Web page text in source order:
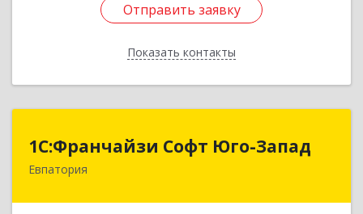
Отправить заявку
Показать контакты
Отправить заявку
Назад
1С:Франчайзи Софт Юго-Запад
Евпатория
1С:Франчайзи Софт Юго-Запад
297407, Крым Респ, Евпатория г, Победы пр-кт,